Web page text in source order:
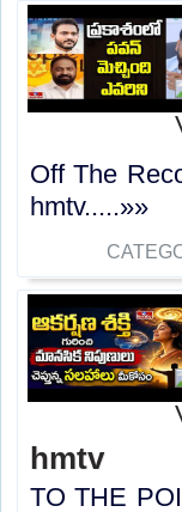
Off The
hmtv.....»»
hmtv
TO THE